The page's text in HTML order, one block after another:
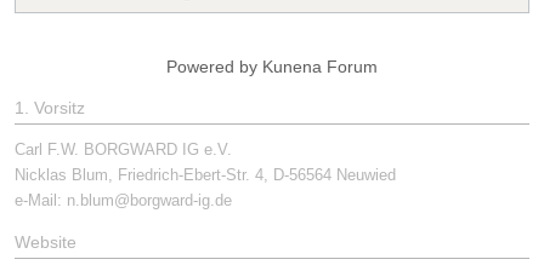
Powered by Kunena Forum
1. Vorsitz
Carl F.W. BORGWARD IG e.V.
Nicklas Blum, Friedrich-Ebert-Str. 4, D-56564 Neuwied
e-Mail: n.blum@borgward-ig.de
Website